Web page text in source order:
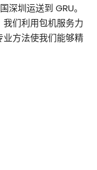
深圳运送到 GRU。
们利用包机服务力
方法使我们能够精